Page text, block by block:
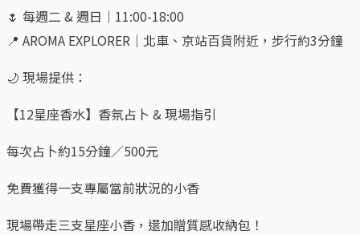
🌷 每週二 & 週日｜11:00-18:00
📍 AROMA EXPLORER｜北車、京站百貨附近，步行約3分鐘
🌙 現場提供：
【12星座香水】香氛占卜 & 現場指引
每次占卜約15分鐘／500元
免費獲得一支專屬當前狀況的小香
現場帶走三支星座小香，還加贈質感收納包！